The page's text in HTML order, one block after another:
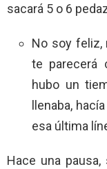
sacará 5 o 6
No soy feliz,
te parecerá
hubo un
llenaba,
esa última
Hace una